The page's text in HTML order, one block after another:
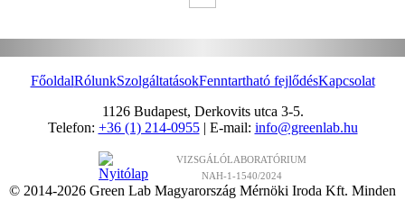
FőoldalRólunkSzolgáltatásokFenntartható fejlődésKapcsolat
1126 Budapest, Derkovits utca 3-5.
Telefon: +36 (1) 214-0955| E-mail: info@greenlab.hu
VIZSGÁLÓLABORATÓRIUM
NAH-1-1540/2024
© 2014-2026 Green Lab Magyarország Mérnöki Iroda Kft. Minden